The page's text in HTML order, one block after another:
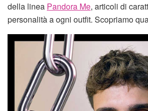
della linea Pandora Me, articoli di
personalità a ogni outfit. Scopriamo